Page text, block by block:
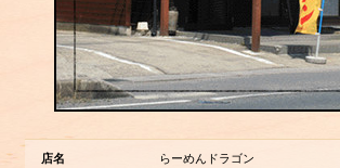
店名 らーめんドラゴン